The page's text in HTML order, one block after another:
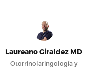
Laureano Giraldez MD
Otorrinolaringología y